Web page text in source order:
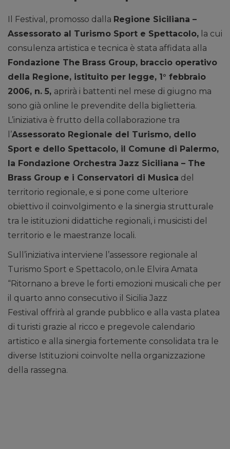
Il Festival, promosso dalla Regione Siciliana –
Assessorato al Turismo Sport e Spettacolo, la cui
consulenza artistica e tecnica è stata affidata alla
Fondazione The Brass Group, braccio operativo
della Regione, istituito per legge, 1° febbraio
2006, n. 5, aprirà i battenti nel mese di giugno ma
sono già online le prevendite della biglietteria.
L’iniziativa è frutto della collaborazione tra
l’Assessorato Regionale del Turismo, dello
Sport e dello Spettacolo, il Comune di Palermo,
la Fondazione Orchestra Jazz Siciliana – The
Brass Group e i Conservatori di Musica del
territorio regionale, e si pone come ulteriore
obiettivo il coinvolgimento e la sinergia strutturale
tra le istituzioni didattiche regionali, i musicisti del
territorio e le maestranze locali.
Sull’iniziativa interviene l’assessore regionale al
Turismo Sport e Spettacolo, on.le Elvira Amata
“Ritornano a breve le forti emozioni musicali che per
il quarto anno consecutivo il Sicilia Jazz
Festival offrirà al grande pubblico e alla vasta platea
di turisti grazie al ricco e pregevole calendario
artistico e alla sinergia fortemente consolidata tra le
diverse Istituzioni coinvolte nella organizzazione
della rassegna.